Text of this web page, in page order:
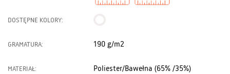
DOSTĘPNE KOLORY:
GRAMATURA: 190 g/m2
MATERIAŁ: Poliester/Bawełna (65% /35%)